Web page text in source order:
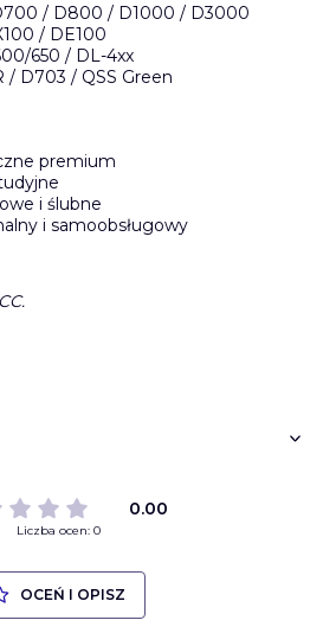
/ D800 / D1000 / D3000
/ DE100
650 / DL-4xx
/ D703 / QSS Green
premium
i ślubne
i samoobsługowy
0.00
Liczba ocen: 0
OCEŃ I OPISZ